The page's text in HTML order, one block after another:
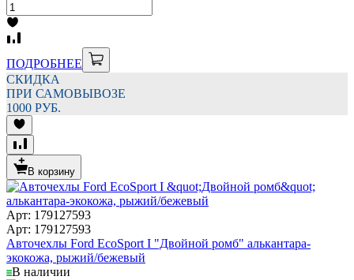
ПОДРОБНЕЕ
СКИДКА
ПРИ САМОВЫВОЗЕ
1000 РУБ.
В корзину
Арт: 179127593
Арт: 179127593
Авточехлы Ford EcoSport I "Двойной ромб" алькантара-
экокожа, рыжий/бежевый
В наличии